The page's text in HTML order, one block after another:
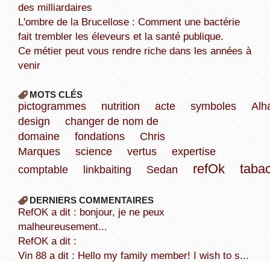
des milliardaires
L'ombre de la Brucellose : Comment une bactérie
fait trembler les éleveurs et la santé publique.
Ce métier peut vous rendre riche dans les années à
venir
MOTS CLÉS
pictogrammes nutrition acte symboles
design
changer de nom de
domaine
fondations
Chris
Marques
science vertus
expertise
comptable
linkbaiting Sedan refOk
DERNIERS COMMENTAIRES
refOK a dit : bonjour, je ne peux
malheureusement...
refOK a dit :
Vin 88 a dit : Hello my family member! I wish to s...